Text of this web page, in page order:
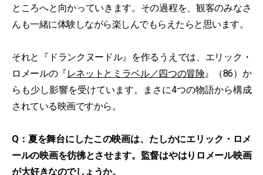
ところへと向かっていきます。その過程を、観客のみなさ
んも一緒に体験しながら楽しんでもらえたらと思います。
それと『ドランクヌードル』を作るうえでは、エリック・
ロメールの『レネットとミラベル／四つの冒険』（86）か
らも少し影響を受けています。まさに4つの物語から構成
されている映画ですから。
Q：夏を舞台にしたこの映画は、たしかにエリック・ロメ
ールの映画を彷彿とさせます。監督はやはりロメール映画
が大好きなのでしょうか。